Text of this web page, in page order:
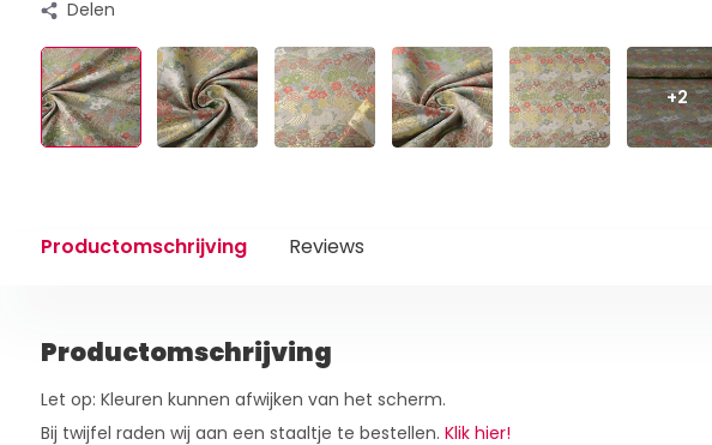
Delen
+2
Productomschrijving Reviews
Productomschrijving
Let op: Kleuren kunnen afwijken van het scherm.
Bij twijfel raden wij aan een staaltje te bestellen. Klik hier!